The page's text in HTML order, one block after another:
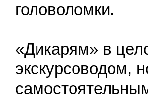
головоломки.
«Дикарям» в
экскурсоводом,